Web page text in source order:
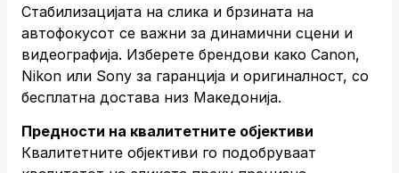
Стабилизацијата на слика и брзината на
автофокусот се важни за динамични сцени и
видеографија. Изберете брендови како Canon,
Nikon или Sony за гаранција и оригиналност, со
бесплатна достава низ Македонија.
Предности на квалитетните објективи
Квалитетните објективи го подобруваат